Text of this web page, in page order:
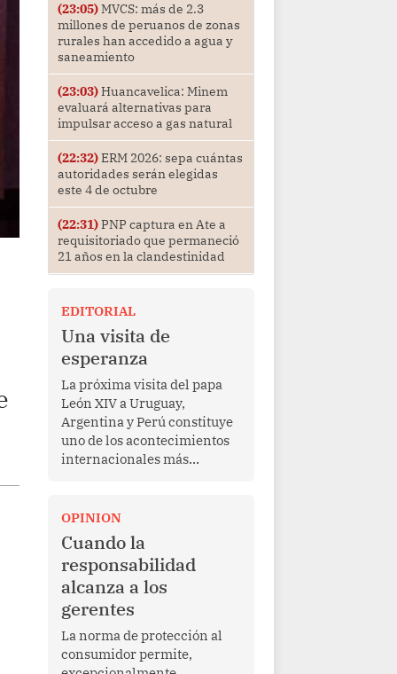
(23:05)MVCS: más de 2.3
millones de peruanos de zonas
rurales han accedido a agua y
saneamiento
(23:03)Huancavelica: Minem
evaluará alternativas para
impulsar acceso a gas natural
(22:32)ERM 2026: sepa cuántas
autoridades serán elegidas
este 4 de octubre
(22:31)PNP captura en Ate a
requisitoriado que permaneció
21 años en la clandestinidad
EDITORIAL
Una visita de
esperanza
La próxima visita del papa
León XIV a Uruguay,
Argentina y Perú constituye
uno de los acontecimientos
internacionales más
Más allá de su dimensión
religiosa, esta gira
representa una oportunidad
para reafirmar el valor del
diálogo, fortalecer los
vínculos entre los pueblos y
proyectar una imagen de
cooperación en una región
que enfrenta desafíos en
OPINION
Cuando la
responsabilidad
alcanza a los
gerentes
La norma de protección al
consumidor permite,